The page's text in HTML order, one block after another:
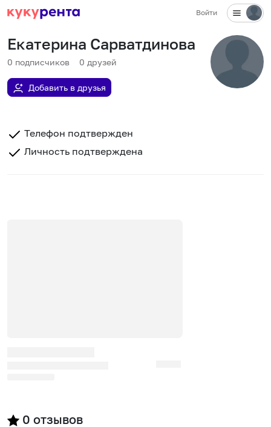
Войти
Екатерина Сарватдинова
0 подписчиков 0 друзей
Добавить в друзья
Телефон подтвержден
Личность подтверждена
0 отзывов